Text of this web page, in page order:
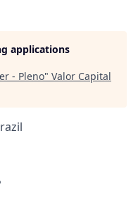
applications
- Pleno" Valor Capital